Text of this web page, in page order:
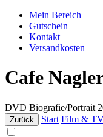
Mein Bereich
Gutschein
Kontakt
Versandkosten
Cafe
DVD Biografie/Portrait
Zurück Start Film &